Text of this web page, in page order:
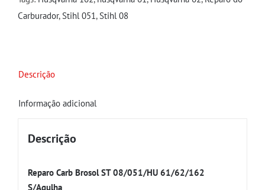
quantidade
Carburador,Stihl 051 ,Stihl 08
Descrição
Informação adicional
Descrição
Reparo Carb Brosol ST 08/051/HU 61/62/162
S/Agulha